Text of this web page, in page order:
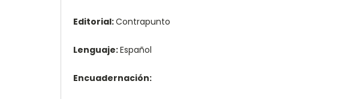
Editorial:Contrapunto
Lenguaje:Español
Encuadernación: